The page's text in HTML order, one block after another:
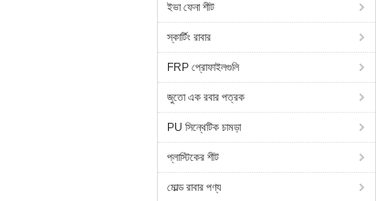
ইভা ফেনা শীট
স্কার্টিং রাবার
FRP প্রোফাইলগুলি
জুতো এক রবার পত্রক
PU সিন্থেটিক চামড়া
প্লাস্টিকের শীট
মোল্ড রাবার পণ্য